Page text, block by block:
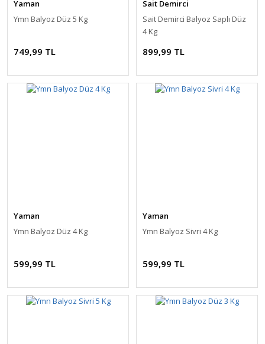
Yaman
Ymn Balyoz Düz 5 Kg
749,99 TL
Sait Demirci
Sait Demirci Balyoz Saplı Düz
4 Kg
899,99 TL
Yaman
Ymn Balyoz Düz 4 Kg
599,99 TL
Yaman
Ymn Balyoz Sivri 4 Kg
599,99 TL